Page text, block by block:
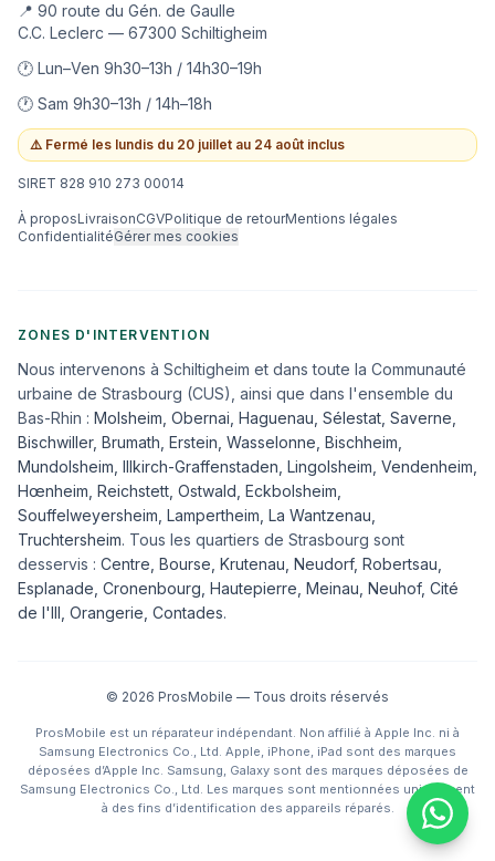
📍 90 route du Gén. de Gaulle
C.C. Leclerc — 67300 Schiltigheim
🕐 Lun–Ven 9h30–13h / 14h30–19h
🕐 Sam 9h30–13h / 14h–18h
⚠️ Fermé les lundis du 20 juillet au 24 août inclus
SIRET 828 910 273 00014
À proposLivraisonCGVPolitique de retourMentions légales
ConfidentialitéGérer mes cookies
ZONES D'INTERVENTION
Nous intervenons à Schiltigheim et dans toute la Communauté
urbaine de Strasbourg (CUS), ainsi que dans l'ensemble du
Bas-Rhin : Molsheim Obernai Haguenau Sélestat Saverne
Bischwiller, Brumath Erstein Wasselonne Bischheim
Mundolsheim Illkirch-Graffenstaden Lingolsheim Vendenheim
Hœnheim Reichstett Ostwald Eckbolsheim
Souffelweyersheim, Lampertheim, La Wantzenau,
Truchtersheim. Tous les quartiers de Strasbourg sont
desservis : Centre, Bourse, Krutenau, Neudorf, Robertsau,
Esplanade, Cronenbourg, Hautepierre, Meinau, Neuhof, Cité
de l'Ill, Orangerie, Contades.
© 2026 ProsMobile — Tous droits réservés
ProsMobile est un réparateur indépendant. Non affilié à Apple Inc. ni à
Samsung Electronics Co., Ltd. Apple, iPhone, iPad sont des marques
déposées d’Apple Inc. Samsung, Galaxy sont des marques déposées de
Samsung Electronics Co., Ltd. Les marques sont mentionnées uniquement
à des fins d’identification des appareils réparés.